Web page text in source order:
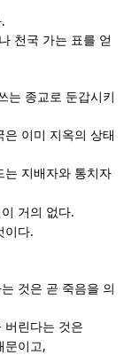
.
천국 가는 표를 얻
는 종교로 둔갑시키
이미 지옥의 상태
는 지배자와 통치자
거의 없다.
이다.
것은 곧 죽음을 의
버린다는 것은
문이고 ,